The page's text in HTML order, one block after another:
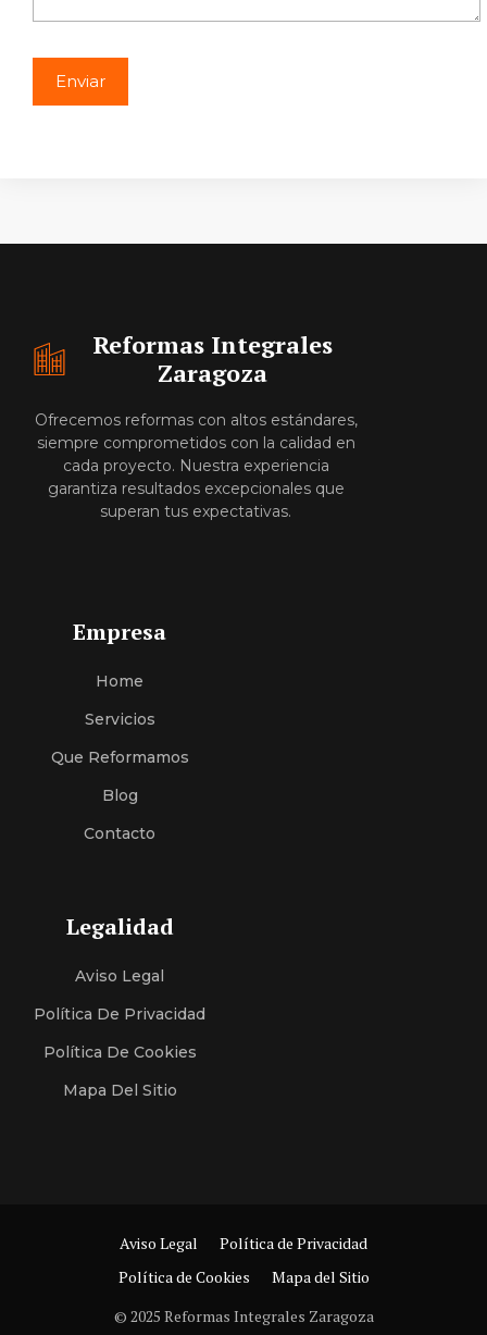
Reformas Integrales
Zaragoza
Ofrecemos reformas con altos estándares,
siempre comprometidos con la calidad en
cada proyecto. Nuestra experiencia
garantiza resultados excepcionales que
superan tus expectativas.
Empresa
Home
ServiciOS
Que Reformamos
Blog
Contacto
Legalidad
Aviso Legal
Política De Privacidad
Política De Cookies
Mapa Del Sitio
Aviso Legal
Política de Privacidad
Política de Cookies
Mapa del Sitio
© 2025 Reformas Integrales Zaragoza